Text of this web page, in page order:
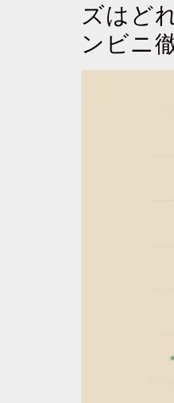
ズはど
ンビニ